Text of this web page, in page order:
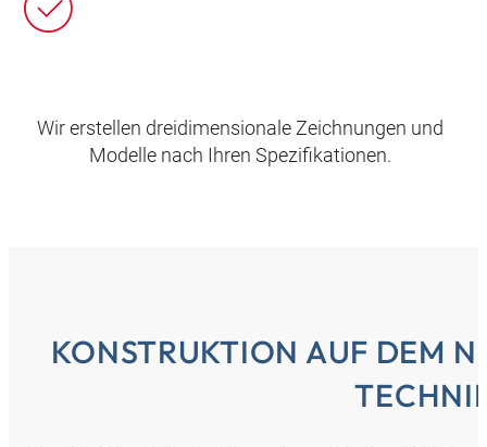
Wir erstellen dreidimensionale Zeichnungen und
Modelle nach Ihren Spezifikationen.
KONSTRUKTION AUF DEM